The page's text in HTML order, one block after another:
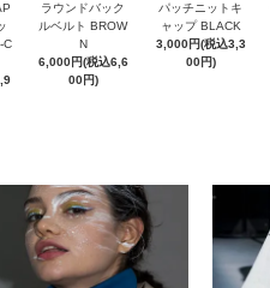
C
ラウンドバック
ルベルト BROW
N
6,000円(税込6,6
00円)
パッチニットキ
ャップ BLACK
3,000円(税込3,3
00円)